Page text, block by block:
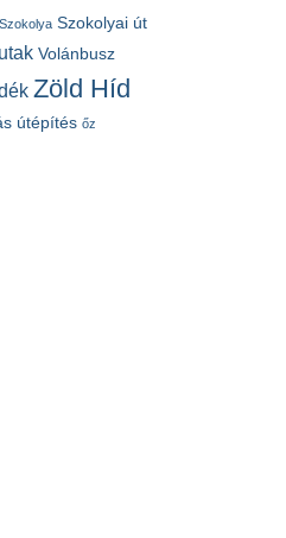
Szokolya Szokolyai út
utak Volánbusz
Zöld Híd
útépítés őz